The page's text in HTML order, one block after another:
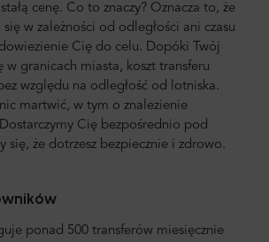
cenę. Co to znaczy? Oznacza to, że
w zależności od odległości ani czasu
Cię do celu. Dopóki Twój
w granicach miasta, koszt transferu
względu na odległość od lotniska.
martwić, w tym o znalezienie
Cię bezpośrednio pod
się, że dotrzesz bezpiecznie i zdrowo.
ponad 500 transferów miesięcznie